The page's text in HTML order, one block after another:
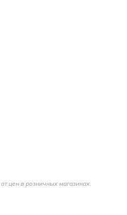
цен в розничных магазинах.